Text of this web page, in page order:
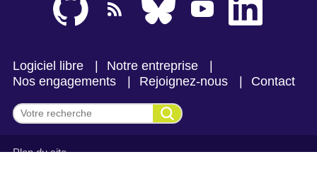
Logiciel libre
Notre entreprise
Nos engagements
Rejoignez-nous Contact
Effectuer une recherche
Plan du site